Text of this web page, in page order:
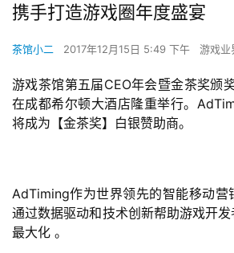
首
页
携手打造游戏圈年度盛宴
茶馆小二 2017年12月15日 5:49 下午 游戏业
游戏茶馆第五届CEO年会暨金茶奖颁
在成都希尔顿大酒店隆重举行。
将成为【金茶奖】白银赞助商。
AdTiming作为世界领先的智能移动营
通过数据驱动和技术创新帮助游戏开
最大化 。